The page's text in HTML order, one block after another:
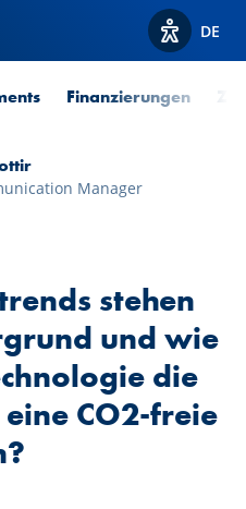
Optionen
DE
Finanzierungen
Manager
stehen
und wie
die
CO2-freie